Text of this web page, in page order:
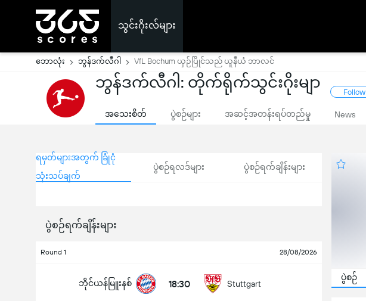
သွင်းဂိုးလ်များ
ဘောလုံး ဘွန်ဒက်လီဂါ VfL Bochum ယှဉ်ပြိုင်သည် ယူနီယံ ဘာလင်
ဘွန်ဒက်လီဂါ: တိုက်ရိုက်သွင်းဂိုးမျာ
Follow
အသေးစိတ် ပွဲစဉ်များ အဆင့်အတန်းရပ်တည်မှု News
ရမှတ်များအတွက် ခြုံငုံ
သုံးသပ်ချက်
ပွဲစဉ်ရလဒ်များ ပွဲစဉ်ရက်ချိန်းများ
ပွဲစဉ်ရက်ချိန်းများ
Round 1 28/08/2026
ဘိုင်ယန်မြူးနစ် 18:30 Stuttgart
ပွဲစဉ်